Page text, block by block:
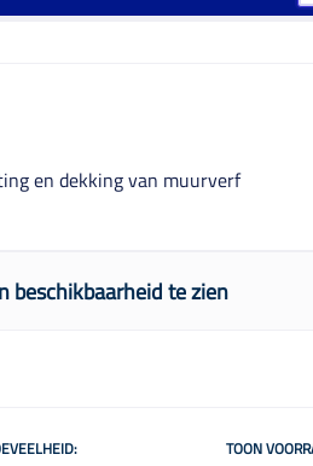
en dekking van muurverf
beschikbaarheid te zien
TOON